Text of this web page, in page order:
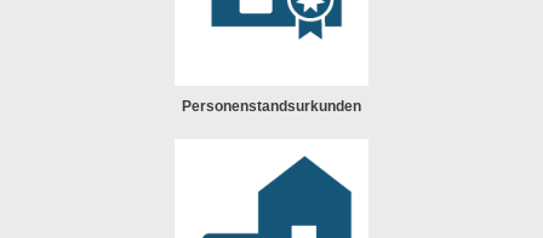
Personenstandsurkunden